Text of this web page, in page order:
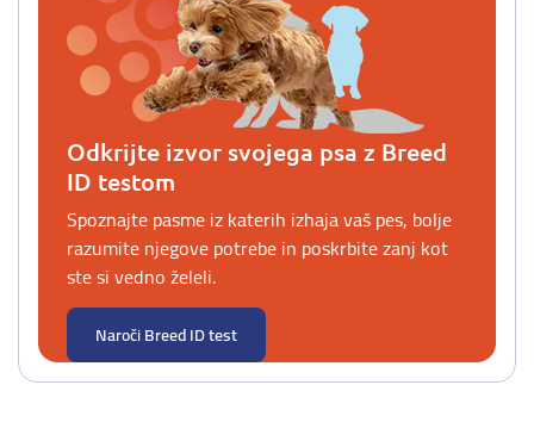
Odkrijte izvor svojega psa z Breed
ID testom
Spoznajte pasme iz katerih izhaja vaš pes, bolje
razumite njegove potrebe in poskrbite zanj kot
ste si vedno želeli.
Naroči Breed ID test